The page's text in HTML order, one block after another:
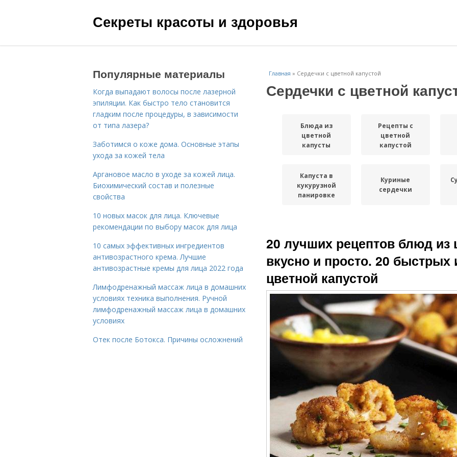
Секреты красоты и здоровья
Главная » Сердечки с цветной капустой
Сердечки с цветной
Блюда из
цветной
капусты
Рецепты с
цветной
капустой
Капуста в
кукурузной
панировке
Куриные
сердечки
капусты
Запеканка из
цветной
капусты
сковороде
Капуста с
фасолью
Капуста с яйцом
Рис из цветной
капусты
20 лучших рецептов блюд из
вкусно и просто. 20 быстрых
цветной капустой
Популярные материалы
Когда выпадают волосы после лазерной
эпиляции. Как быстро тело становится
гладким после процедуры, в зависимости
от типа лазера?
Заботимся о коже дома. Основные этапы
ухода за кожей тела
Аргановое масло в уходе за кожей лица.
Биохимический состав и полезные
свойства
10 новых масок для лица. Ключевые
рекомендации по выбору масок для лица
10 самых эффективных ингредиентов
антивозрастного крема. Лучшие
антивозрастные кремы для лица 2022 года
Лимфодренажный массаж лица в домашних
условиях техника выполнения. Ручной
лимфодренажный массаж лица в домашних
условиях
Отек после Ботокса. Причины осложнений